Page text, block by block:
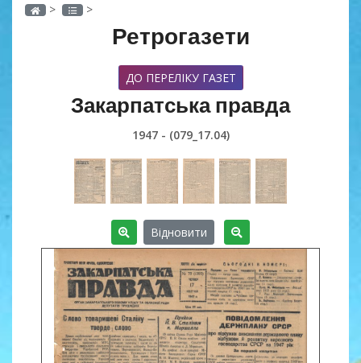
> >
Ретрогазети
ДО ПЕРЕЛІКУ ГАЗЕТ
Закарпатська правда
1947 - (079_17.04)
Відновити